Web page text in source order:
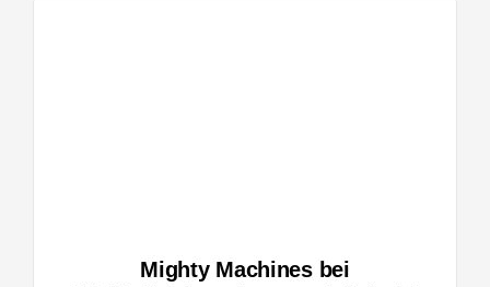
Mighty Machines bei